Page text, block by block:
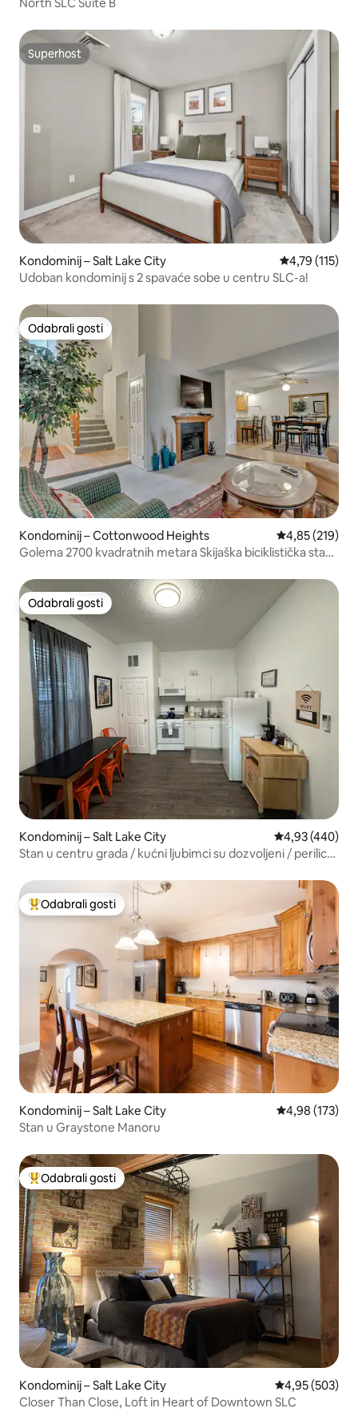
Superhost
Superhost
Kondominij – Salt Lake City Prosječna
4,79 (115)
Udoban kondominij s 2 spavaće sobe u centru SLC-a!
Odabrali gosti
Odabrali gosti
Kondominij – Cottonwood Heights Prosječna
4,85 (219)
Golema 2700 kvadratnih metara Skijaška biciklistička staza
Odabrali gosti
Odabrali gosti
Kondominij – Salt Lake City Prosječna
4,93 (440)
Stan u centru grada / kućni ljubimci su dozvoljeni / perilica i
Među najviše rangiranima s oznakom „Odabrali gosti”
Odabrali gosti
Kondominij – Salt Lake City Prosječna
4,98 (173)
Stan u Graystone Manoru
Među najviše rangiranima s oznakom „Odabrali gosti”
Odabrali gosti
Kondominij – Salt Lake City Prosječna
4,95 (503)
Closer Than Close, Loft in Heart of Downtown SLC